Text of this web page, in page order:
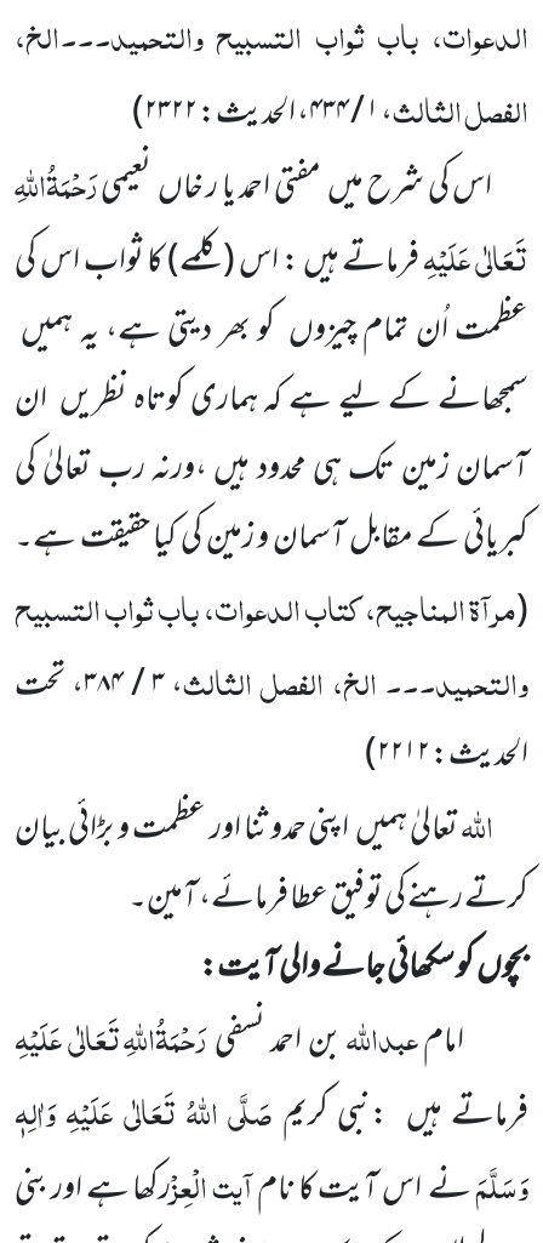
الدعوات، باب ثواب التسبیح والتحمید۔۔۔الخ،
الفصل الثالث،۱ / ۴۳۴ ، الحدیث:۲۳۲۲)
اس کی شرح میںمفتی احمد یا ر خاںنعیمیرَحْمَۃُاللّٰہِ
تَعَالٰی عَلَیْہِفرماتے ہیں : اس(کلمے)کا ثواب اس کی
عظمت اُن تمام چیزوں کو بھر دیتی ہے، یہ ہمیں
سمجھانے کے لیے ہے کہ ہماری کوتاہ نظریں ان
آسمان زمین تک ہی محدود ہیں ،ورنہ رب تعالیٰ کی
کبریائی کے مقابل آسمان و زمین کی کیا حقیقت ہے۔
(مرآۃ المناجیح، کتاب الدعوات، باب ثواب التسبیح
والتحمید۔۔۔ الخ، الفصل الثالث،۳/۳۸۴، تحت
الحدیث:۲۲۱۲)
اللّٰہتعالیٰ ہمیںاپنی حمدو ثنا اور عظمت و بڑائی بیان
کرتے رہنے کی توفیق عطا فرمائے، آمین۔
بچوںکو سکھائی جانے والی آیت:
امامعبداللّٰہبن احمد نسفیرَحْمَۃُاللّٰہِ تَعَالٰی عَلَیْہِ
فرماتے ہیں :نبی کریمصَلَّی اللّٰہُ تَعَالٰی عَلَیْہِ وَاٰلِہٖ
وَسَلَّمَنے اس آیتکا نامآیت الْعِزْرکھا ہے اور بنی